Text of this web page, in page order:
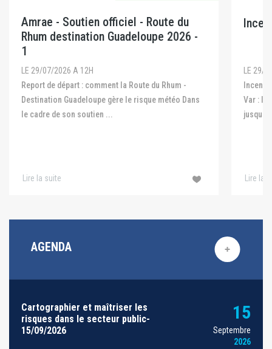
Amrae - Soutien officiel - Route du
Rhum destination Guadeloupe 2026 -
1
LE 29/07/2026 A 12H
Report de départ : comment la Route du Rhum -
Destination Guadeloupe gère le risque météo Dans
le cadre de son soutien ...
Lire la suite
LE 29/
Var : le
Lire la
AGENDA
Cartographier et maîtriser les
risques dans le secteur public-
15/09/2026
15
Septembre
2026